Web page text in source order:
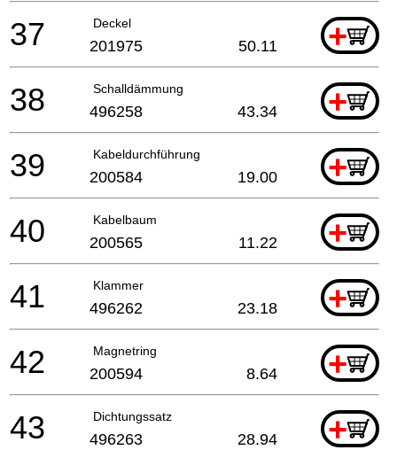
Deckel +
37 201975 50.11
Schalldämmung +
38 496258 43.34
Kabeldurchführung +
39 200584 19.00
Kabelbaum +
40 200565 11.22
Klammer +
41 496262 23.18
Magnetring +
42 200594 8.64
Dichtungssatz +
43 496263 28.94